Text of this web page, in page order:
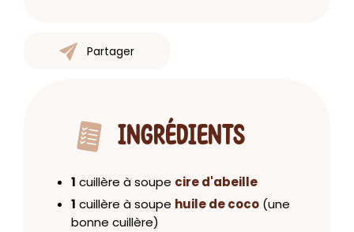
Partager
INGRÉDIENTS
1 cuillère à soupe cire d'abeille
1 cuillère à soupe huile de coco (une
bonne cuillère)